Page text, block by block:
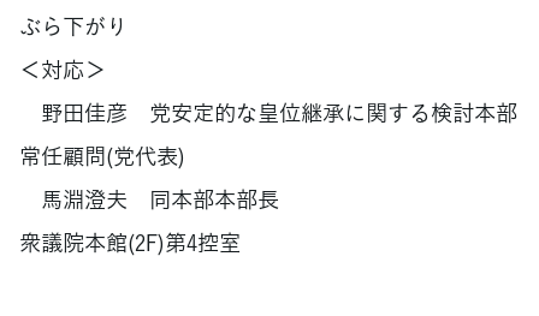
ぶら下がり
＜対応＞
野田佳彦 党安定的な皇位継承に関する検討本部
常任顧問(党代表)
馬淵澄夫 同本部本部長
衆議院本館(2F)第4控室